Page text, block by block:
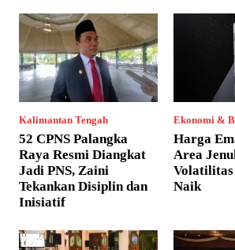
Kalimantan Tengah
52 CPNS Palangka
Raya Resmi Diangkat
Jadi PNS, Zaini
Tekankan Disiplin dan
Inisiatif
Ekonomi &
Harga
Area
Volatilitas
Naik